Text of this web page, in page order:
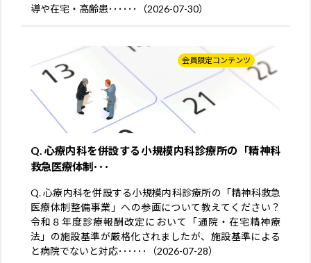
導や在宅・高齢患･･････（2026-07-30）
会員限定コンテンツ
Q. 心療内科を併設する小規模内科診療所の「精神科
救急医療体制･･･
Q. 心療内科を併設する小規模内科診療所の「精神科救急
医療体制整備事業」への参画について教えてください？
令和８年度診療報酬改定において「通院・在宅精神療
法」の施設基準が厳格化されましたが、施設基準による
と病院でないと対応･･････（2026-07-28）